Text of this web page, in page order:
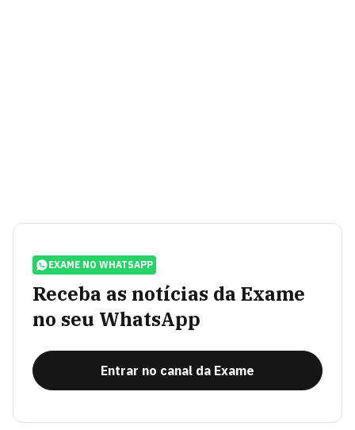
EXAME NO WHATSAPP
Receba as notícias da Exame
no seu WhatsApp
Entrar no canal da Exame